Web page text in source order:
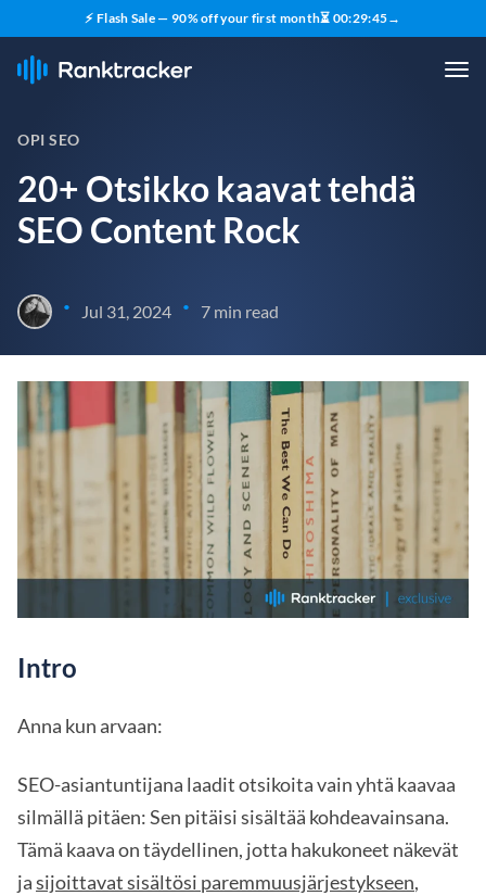
⚡ Flash Sale — 90% off your first month⏳ 00:29:43→
OPI SEO
20+ Otsikko kaavat tehdä
SEO Content Rock
• Jul 31, 2024 • 7 min read
Intro
Anna kun arvaan:
SEO-asiantuntijana laadit otsikoita vain yhtä kaavaa
silmällä pitäen: Sen pitäisi sisältää kohdeavainsana.
Tämä kaava on täydellinen, jotta hakukoneet näkevät
jasijoittavat sisältösi paremmuusjärjestykseen,